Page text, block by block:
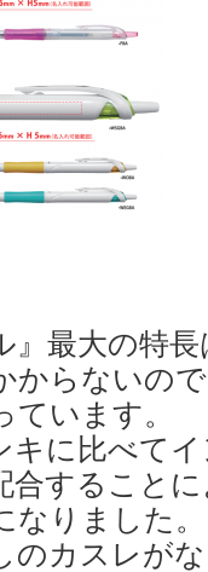
』最大の特
からないの
います。
キに比べて
合すること
なりました。
のカスレが